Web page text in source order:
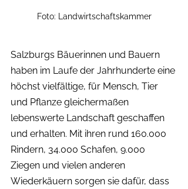
Foto: Landwirtschaftskammer
Salzburgs Bäuerinnen und Bauern
haben im Laufe der Jahrhunderte eine
höchst vielfältige, für Mensch, Tier
und Pflanze gleichermaßen
lebenswerte Landschaft geschaffen
und erhalten. Mit ihren rund 160.000
Rindern, 34.000 Schafen, 9.000
Ziegen und vielen anderen
Wiederkäuern sorgen sie dafür, dass